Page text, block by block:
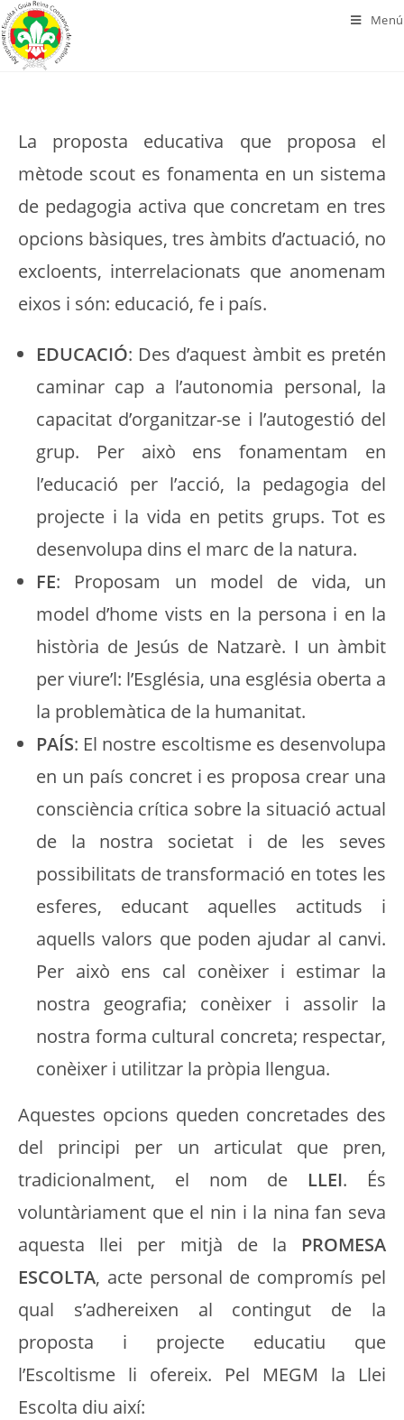
Menú
La proposta educativa que proposa el
mètode scout es fonamenta en un sistema
de pedagogia activa que concretam en tres
opcions bàsiques, tres àmbits d’actuació, no
excloents, interrelacionats que anomenam
eixos i són: educació, fe i país.
EDUCACIÓ: Des d’aquest àmbit es pretén
caminar cap a l’autonomia personal, la
capacitat d’organitzar-se i l’autogestió del
grup. Per això ens fonamentam en
l’educació per l’acció, la pedagogia del
projecte i la vida en petits grups. Tot es
desenvolupa dins el marc de la natura.
FE: Proposam un model de vida, un
model d’home vists en la persona i en la
història de Jesús de Natzarè. I un àmbit
per viure’l: l’Església, una església oberta a
la problemàtica de la humanitat.
PAÍS: El nostre escoltisme es desenvolupa
en un país concret i es proposa crear una
consciència crítica sobre la situació actual
de la nostra societat i de les seves
possibilitats de transformació en totes les
esferes, educant aquelles actituds i
aquells valors que poden ajudar al canvi.
Per això ens cal conèixer i estimar la
nostra geografia; conèixer i assolir la
nostra forma cultural concreta; respectar,
conèixer i utilitzar la pròpia llengua.
Aquestes opcions queden concretades des
del principi per un articulat que pren,
tradicionalment, el nom de LLEI. És
voluntàriament que el nin i la nina fan seva
aquesta llei per mitjà de la PROMESA
ESCOLTA, acte personal de compromís pel
qual s’adhereixen al contingut de la
proposta i projecte educatiu que
l’Escoltisme li ofereix. Pel MEGM la Llei
Escolta diu així: